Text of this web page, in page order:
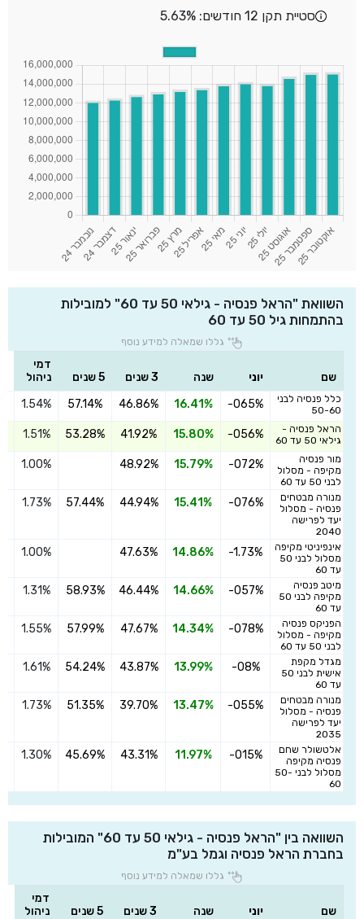
סטיית תקן 12 חודשים: 5.63%
השוואת "הראל פנסיה - גילאי 50 עד 60" למובילות
בהתמחות גיל 50 עד 60
גללו שמאלה למידע נוסף
שם יוני שנה 3 שנים 5 שנים
דמי
ניהול
כלל פנסיה לבני
50-60
-065%
16.41%
46.86%
57.14%
1.54%
הראל פנסיה -
גילאי 50 עד 60
-056%
15.80%
41.92%
53.28%
1.51%
מור פנסיה
מקיפה - מסלול
לבני 50 עד 60
-072%
15.79%
48.92%
1.00%
מנורה מבטחים
פנסיה - מסלול
יעד לפרישה
2040
-076%
15.41%
44.94%
57.44%
1.73%
אינפיניטי מקיפה
מסלול לבני 50
עד 60
-1.73%
14.86%
47.63%
1.00%
מיטב פנסיה
מקיפה לבני 50
עד 60
-057%
14.66%
46.44%
58.93%
1.31%
הפניקס פנסיה
מקיפה - מסלול
לבני 50 עד 60
-078%
14.34%
47.67%
57.99%
1.55%
מגדל מקפת
אישית לבני 50
עד 60
-08%
13.99%
43.87%
54.24%
1.61%
מנורה מבטחים
פנסיה - מסלול
יעד לפרישה
2035
-055%
13.47%
39.70%
51.35%
1.73%
אלטשולר שחם
פנסיה מקיפה
מסלול לבני 50-
60
-015%
11.97%
43.31%
45.69%
1.30%
השוואה בין "הראל פנסיה - גילאי 50 עד 60" המובילות
בחברת הראל פנסיה וגמל בע"מ
גללו שמאלה למידע נוסף
שם יוני שנה 3 שנים 5 שנים
דמי
ניהול